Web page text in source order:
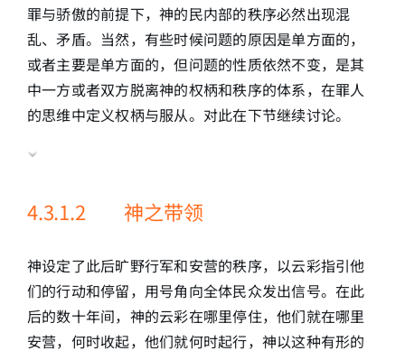
罪与骄傲的前提下，神的民内部的秩序必然出现混
乱、矛盾。当然，有些时候问题的原因是单方面的，
或者主要是单方面的，但问题的性质依然不变，是其
中一方或者双方脱离神的权柄和秩序的体系，在罪人
的思维中定义权柄与服从。对此在下节继续讨论。
4.3.1.2 神之带领
神设定了此后旷野行军和安营的秩序，以云彩指引他
们的行动和停留，用号角向全体民众发出信号。在此
后的数十年间，神的云彩在哪里停住，他们就在哪里
安营，何时收起，他们就何时起行，神以这种有形的